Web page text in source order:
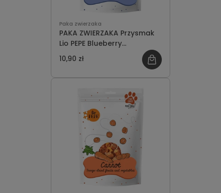
Paka zwierzaka
PAKA ZWIERZAKA Przysmak
Lio PEPE Blueberry
(borówka) 15g
10,90 zł